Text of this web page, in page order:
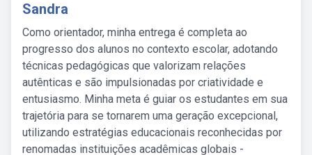
Sandra
Como orientador, minha entrega é completa ao
progresso dos alunos no contexto escolar, adotando
técnicas pedagógicas que valorizam relações
autênticas e são impulsionadas por criatividade e
entusiasmo. Minha meta é guiar os estudantes em sua
trajetória para se tornarem uma geração excepcional,
utilizando estratégias educacionais reconhecidas por
renomadas instituições acadêmicas globais -